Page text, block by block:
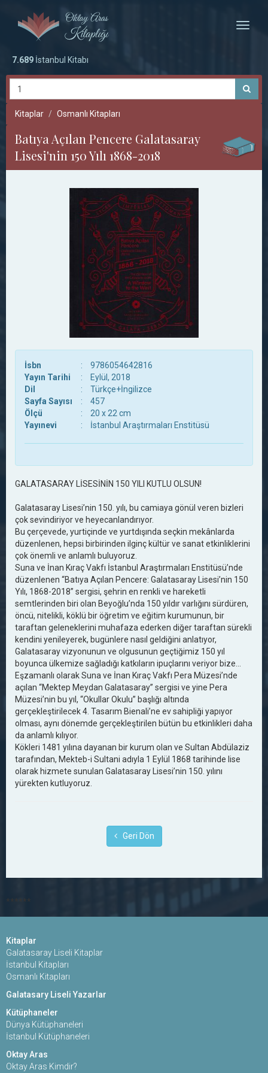
Toggle
7.689 İstanbul Kitabı
Kitaplar Osmanlı Kitapları
Batıya Açılan Pencere Galatasaray
Lisesi'nin 150 Yılı 1868-2018
İsbn :
9786054642816
Yayın Tarihi
:
Eylül, 2018
Dil
:
Türkçe+İngilizce
Sayfa Sayısı
:
457
Ölçü
:
20 x 22 cm
Yayınevi
: İstanbul Araştırmaları Enstitüsü
GALATASARAY LİSESİNİN 150 YILI KUTLU OLSUN!
Galatasaray Lisesi’nin 150. yılı, bu camiaya gönül veren bizleri
çok sevindiriyor ve heyecanlandırıyor.
Bu çerçevede, yurtiçinde ve yurtdışında seçkin mekânlarda
düzenlenen, hepsi birbirinden ilginç kültür ve sanat etkinliklerini
çok önemli ve anlamlı buluyoruz.
Suna ve İnan Kıraç Vakfı İstanbul Araştırmaları Enstitüsü’nde
düzenlenen “Batıya Açılan Pencere: Galatasaray Lisesi’nin 150
Yılı, 1868-2018” sergisi, şehrin en renkli ve hareketli
semtlerinden biri olan Beyoğlu’nda 150 yıldır varlığını sürdüren,
öncü, nitelikli, köklü bir öğretim ve eğitim kurumunun, bir
taraftan geleneklerini muhafaza ederken diğer taraftan sürekli
kendini yenileyerek, bugünlere nasıl geldiğini anlatıyor,
Galatasaray vizyonunun ve olgusunun geçtiğimiz 150 yıl
boyunca ülkemize sağladığı katkıların ipuçlarını veriyor bize...
Eşzamanlı olarak Suna ve İnan Kıraç Vakfı Pera Müzesi’nde
açılan “Mektep Meydan Galatasaray” sergisi ve yine Pera
Müzesi’nin bu yıl, “Okullar Okulu” başlığı altında
gerçekleştirilecek 4. Tasarım Bienali’ne ev sahipliği yapıyor
olması, aynı dönemde gerçekleştirilen bütün bu etkinlikleri daha
da anlamlı kılıyor.
Kökleri 1481 yılına dayanan bir kurum olan ve Sultan Abdülaziz
tarafından, Mekteb-i Sultani adıyla 1 Eylül 1868 tarihinde lise
olarak hizmete sunulan Galatasaray Lisesi’nin 150. yılını
yürekten kutluyoruz.
Geri Dön
******
Kitaplar
Galatasaray Liseli Kitaplar
İstanbul Kitapları
Osmanlı Kitapları
Galatasary Liseli Yazarlar
Kütüphaneler
Dünya Kütüphaneleri
İstanbul Kütüphaneleri
Oktay Aras
Oktay Aras Kimdir?